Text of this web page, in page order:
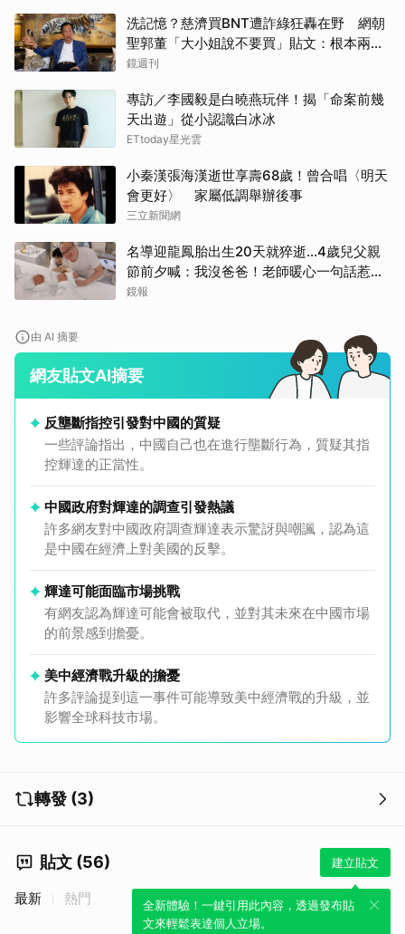
洗記憶？慈濟買BNT遭詐綠狂轟在野 網朝
聖郭董「大小姐說不要買」貼文：根本兩碼
事
鏡週刊
專訪／李國毅是白曉燕玩伴！揭「命案前幾
天出遊」從小認識白冰冰
ETtoday星光雲
小秦漢張海漢逝世享壽68歲！曾合唱〈明天
會更好〉 家屬低調舉辦後事
三立新聞網
名導迎龍鳳胎出生20天就猝逝...4歲兒父親
節前夕喊：我沒爸爸！老師暖心一句話惹哭
遺孀
鏡報
由 AI 摘要
網友貼文AI摘要
反壟斷指控引發對中國的質疑
一些評論指出，中國自己也在進行壟斷行為，質疑其指
控輝達的正當性。
中國政府對輝達的調查引發熱議
許多網友對中國政府調查輝達表示驚訝與嘲諷，認為這
是中國在經濟上對美國的反擊。
輝達可能面臨市場挑戰
有網友認為輝達可能會被取代，並對其未來在中國市場
的前景感到擔憂。
美中經濟戰升級的擔憂
許多評論提到這一事件可能導致美中經濟戰的升級，並
影響全球科技市場。
轉發 (3)
貼文 (56) 建立貼文
全新體驗！一鍵引用此內容，透過發布貼
文來輕鬆表達個人立場。
最新 熱門